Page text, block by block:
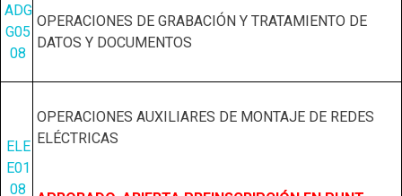
ADG
G05
08
OPERACIONES DE GRABACIÓN Y TRATAMIENTO DE
DATOS Y DOCUMENTOS
ELE
E01
08
OPERACIONES AUXILIARES DE MONTAJE DE REDES
ELÉCTRICAS